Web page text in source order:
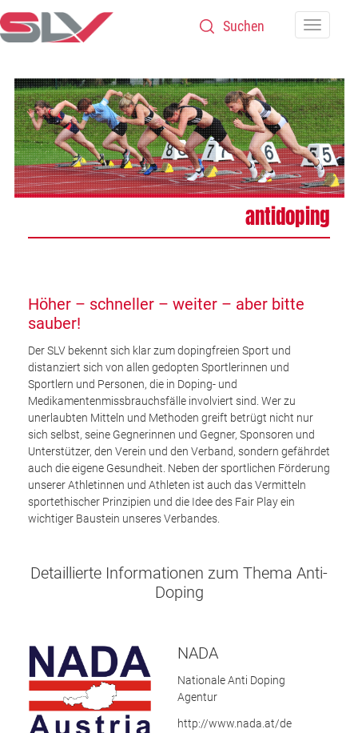
Zum Inhalt
antidoping
Höher – schneller – weiter – aber bitte
sauber!
Der SLV bekennt sich klar zum dopingfreien Sport und
distanziert sich von allen gedopten Sportlerinnen und
Sportlern und Personen, die in Doping- und
Medikamentenmissbrauchsfälle involviert sind. Wer zu
unerlaubten Mitteln und Methoden greift betrügt nicht nur
sich selbst, seine Gegnerinnen und Gegner, Sponsoren und
Unterstützer, den Verein und den Verband, sondern gefährdet
auch die eigene Gesundheit. Neben der sportlichen Förderung
unserer Athletinnen und Athleten ist auch das Vermitteln
sportethischer Prinzipien und die Idee des Fair Play ein
wichtiger Baustein unseres Verbandes.
Detaillierte Informationen zum Thema Anti-
Doping
NADA
Nationale Anti Doping
Agentur
http://www.nada.at/de